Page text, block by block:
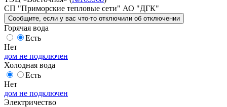
СП "Приморские тепловые сети" АО "ДГК"
Сообщите , если у вас что-то отключили об отключении
Горячая вода
Есть
Нет
дом не подключен
Холодная вода
Есть
Нет
дом не подключен
Электричество